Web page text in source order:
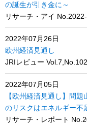
の誕生が引き金に～
リサーチ・アイ
2022年07月26日
欧州経済見通し
JRIレビュー Vol.7,No.102
2022年07月05日
【欧州経済見通し】問
のリスクはエネルギー不
リサーチ・レポート